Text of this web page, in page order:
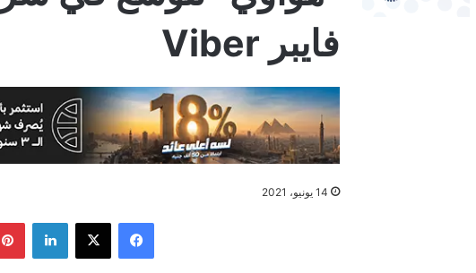
فايبر Viber
14 يونيو، 2021
فيسبوك ‫X